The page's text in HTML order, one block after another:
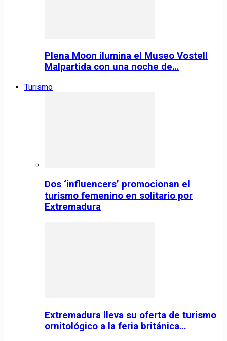
Plena Moon ilumina el Museo Vostell
Malpartida con una noche de…
Turismo
Dos ‘influencers’ promocionan el
turismo femenino en solitario por
Extremadura
Extremadura lleva su oferta de turismo
ornitológico a la feria británica…